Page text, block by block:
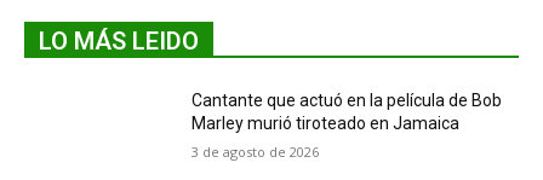
LO MÁS LEIDO
Cantante que actuó en la película de Bob
Marley murió tiroteado en Jamaica
3 de agosto de 2026